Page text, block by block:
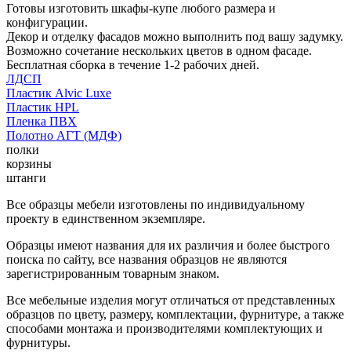
Готовы изготовить шкафы-купе любого размера и
конфигурации.
Декор и отделку фасадов можно выполнить под вашу задумку.
Возможно сочетание нескольких цветов в одном фасаде.
Бесплатная сборка в течение 1-2 рабочих дней.
ЛДСП
Пластик Alvic Luxe
Пластик HPL
Пленка ПВХ
Полотно АГТ (МДФ)
полки
корзины
штанги
Все образцы мебели изготовлены по индивидуальному
проекту в единственном экземпляре.
Образцы имеют названия для их различия и более быстрого
поиска по сайту, все названия образцов не являются
зарегистрированным товарным знаком.
Все мебельные изделия могут отличаться от представленных
образцов по цвету, размеру, комплектации, фурнитуре, а также
способами монтажа и производителями комплектующих и
фурнитуры.